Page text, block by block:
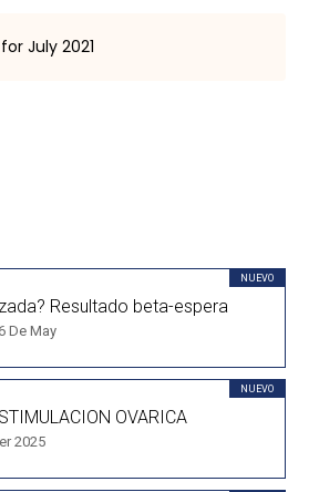
July 2021
NUEVO
Resultado beta-espera
De May
NUEVO
OVARICA
2025